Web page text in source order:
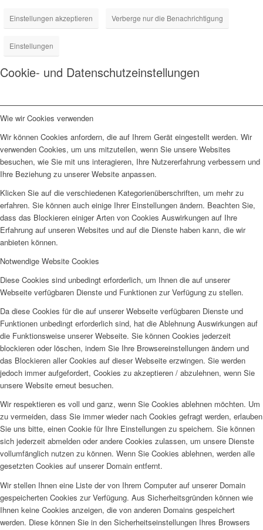
Einstellungen akzeptieren Verberge nur die Benachrichtigung
Einstellungen
Cookie- und Datenschutzeinstellungen
Wie wir Cookies verwenden
Wir können Cookies anfordern, die auf Ihrem Gerät eingestellt werden. Wir
verwenden Cookies, um uns mitzuteilen, wenn Sie unsere Websites
besuchen, wie Sie mit uns interagieren, Ihre Nutzererfahrung verbessern und
Ihre Beziehung zu unserer Website anpassen.
Klicken Sie auf die verschiedenen Kategorienüberschriften, um mehr zu
erfahren. Sie können auch einige Ihrer Einstellungen ändern. Beachten Sie,
dass das Blockieren einiger Arten von Cookies Auswirkungen auf Ihre
Erfahrung auf unseren Websites und auf die Dienste haben kann, die wir
anbieten können.
Notwendige Website Cookies
Diese Cookies sind unbedingt erforderlich, um Ihnen die auf unserer
Webseite verfügbaren Dienste und Funktionen zur Verfügung zu stellen.
Da diese Cookies für die auf unserer Webseite verfügbaren Dienste und
Funktionen unbedingt erforderlich sind, hat die Ablehnung Auswirkungen auf
die Funktionsweise unserer Webseite. Sie können Cookies jederzeit
blockieren oder löschen, indem Sie Ihre Browsereinstellungen ändern und
das Blockieren aller Cookies auf dieser Webseite erzwingen. Sie werden
jedoch immer aufgefordert, Cookies zu akzeptieren / abzulehnen, wenn Sie
unsere Website erneut besuchen.
Wir respektieren es voll und ganz, wenn Sie Cookies ablehnen möchten. Um
zu vermeiden, dass Sie immer wieder nach Cookies gefragt werden, erlauben
Sie uns bitte, einen Cookie für Ihre Einstellungen zu speichern. Sie können
sich jederzeit abmelden oder andere Cookies zulassen, um unsere Dienste
vollumfänglich nutzen zu können. Wenn Sie Cookies ablehnen, werden alle
gesetzten Cookies auf unserer Domain entfernt.
Wir stellen Ihnen eine Liste der von Ihrem Computer auf unserer Domain
gespeicherten Cookies zur Verfügung. Aus Sicherheitsgründen können wie
Ihnen keine Cookies anzeigen, die von anderen Domains gespeichert
werden. Diese können Sie in den Sicherheitseinstellungen Ihres Browsers